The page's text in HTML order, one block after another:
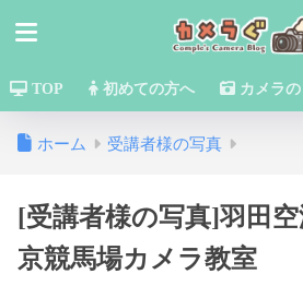
TOP 初めての方へ カメラ
ホーム 受講者様の写真
[受講者様の写真]羽田
京競馬場カメラ教室